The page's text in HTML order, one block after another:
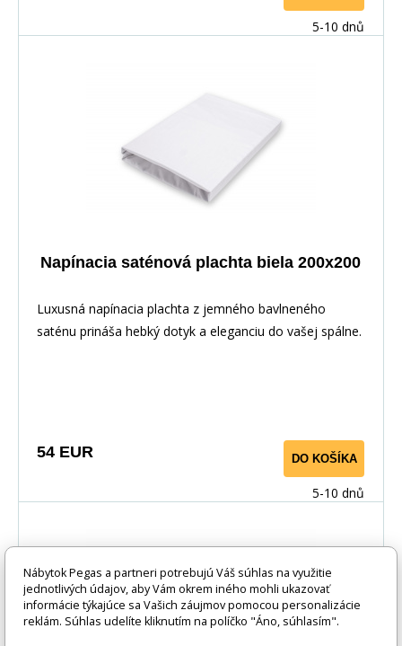
5-10 dnů
Napínacia saténová plachta biela 200x200
Luxusná napínacia plachta z jemného bavlneného
saténu prináša hebký dotyk a eleganciu do vašej spálne.
54 EUR DO KOŠÍKA
5-10 dnů
Nábytok Pegas a partneri potrebujú Váš súhlas na využitie
jednotlivých údajov, aby Vám okrem iného mohli ukazovať
informácie týkajúce sa Vašich záujmov pomocou personalizácie
reklám. Súhlas udelíte kliknutím na políčko "Áno, súhlasím".